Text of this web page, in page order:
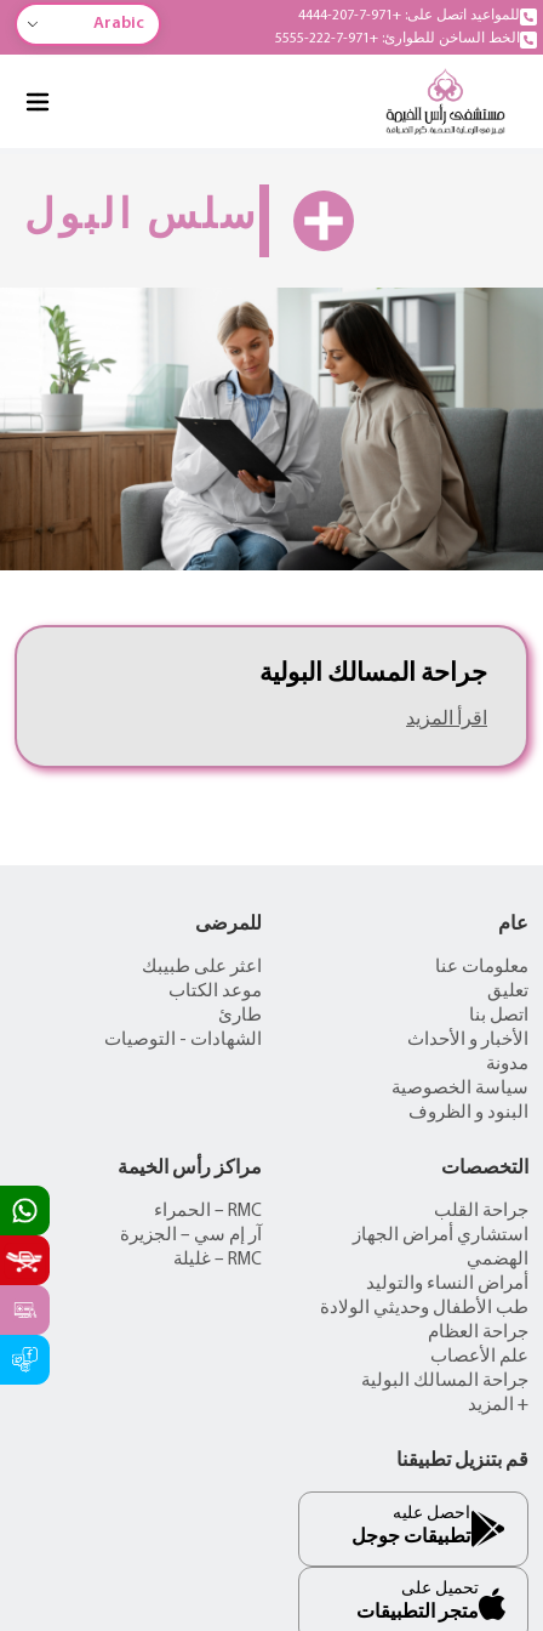
للمواعيد اتصل على: +971-7-207-4444
الخط الساخن للطوارئ: +971-7-222-5555
Arabic
سلس البول
جراحة المسالك البولية
اقرأ المزيد
عام
معلومات عنا
تعليق
اتصل بنا
الأخبار و الأحداث
مدونة
سياسة الخصوصية
البنود و الظروف
للمرضى
اعثر على طبيبك
موعد الكتاب
طارئ
الشهادات - التوصيات
التخصصات
جراحة القلب
استشاري أمراض الجهاز
الهضمي
أمراض النساء والتوليد
طب الأطفال وحديثي الولادة
جراحة العظام
علم الأعصاب
جراحة المسالك البولية
+ المزيد
مراكز رأس الخيمة
RMC – الحمراء
آر إم سي – الجزيرة
RMC – غليلة
قم بتنزيل تطبيقنا
احصل عليه
تطبيقات جوجل
تحميل على
متجر التطبيقات